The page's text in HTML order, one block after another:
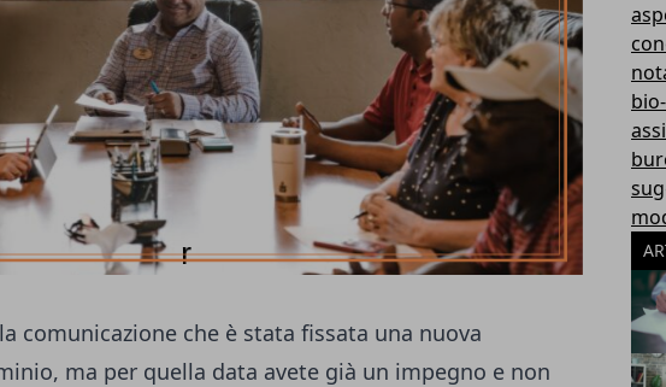
comunicazione che è stata fissata una nuova
ma per quella data avete già un impegno e non